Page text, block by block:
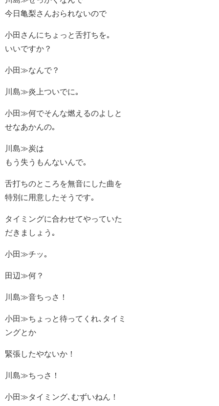
今日亀梨さんおられないので
小田さんにちょっと舌打ちを｡
いいですか？
小田≫なんで？
川島≫炎上ついでに｡
小田≫何でそんな燃えるのよしと
せなあかんの｡
川島≫炭は
もう失うもんないんで｡
舌打ちのところを無音にした曲を
特別に用意したそうです｡
タイミングに合わせてやっていた
だきましょう｡
小田≫チッ｡
田辺≫何？
川島≫音ちっさ！
小田≫ちょっと待ってくれ､タイミ
ングとか
緊張したやないか！
川島≫ちっさ！
小田≫タイミング､むずいねん！